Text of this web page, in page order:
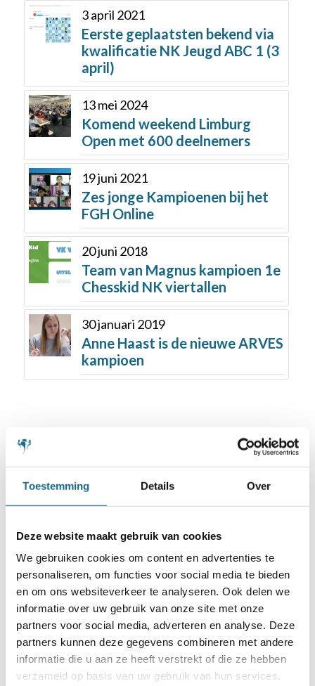
Toestemming Details Over
Deze website maakt gebruik van cookies
We gebruiken cookies om content en advertenties te
personaliseren, om functies voor social media te bieden
en om ons websiteverkeer te analyseren. Ook delen we
informatie over uw gebruik van onze site met onze
partners voor social media, adverteren en analyse. Deze
partners kunnen deze gegevens combineren met andere
informatie die u aan ze heeft verstrekt of die ze hebben
verzameld op basis van uw gebruik van hun services.
3 april 2021
Eerste geplaatsten bekend via
kwalificatie NK Jeugd ABC 1 (3
april)
13 mei 2024
Komend weekend Limburg
Open met 600 deelnemers
19 juni 2021
Zes jonge Kampioenen bij het
FGH Online
20 juni 2018
Team van Magnus kampioen 1e
Chesskid NK viertallen
30 januari 2019
Anne Haast is de nieuwe ARVES
kampioen
Schaken.nl wordt mede mogelijk gemaakt